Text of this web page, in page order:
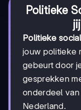
Politieke
Politieke
jouw politieke
gebeurt door
gesprekken
onderdeel
Nederland.